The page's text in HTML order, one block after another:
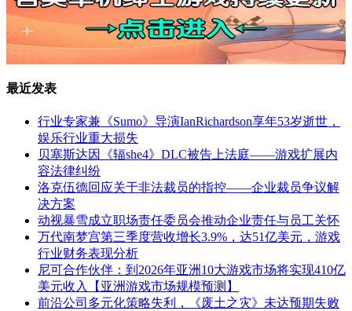
最近发表
行业专家兼《Sumo》导演IanRichardson享年53岁逝世，
娱乐行业重大损失
贝塞斯达因《辐she4》DLC被告上法庭——游戏扩展内
容法律纠纷
洛克伍德回应关于非法裁员的指控——企业裁员争议解
决方案
动视暴雪成立职场责任委员会推动企业责任与员工关怀
万代南梦宫第三季度营收增长3.9%，达51亿美元，游戏
行业财务表现分析
尼可合作伙伴：到2026年亚洲10大游戏市场将实现410亿
美元收入【亚洲游戏市场规模预测】
前沿公司多元化策略失利，《废土之灾》未达预期失败